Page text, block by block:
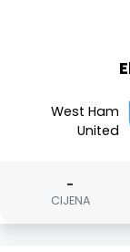
West Ham
United
-
CIJENA